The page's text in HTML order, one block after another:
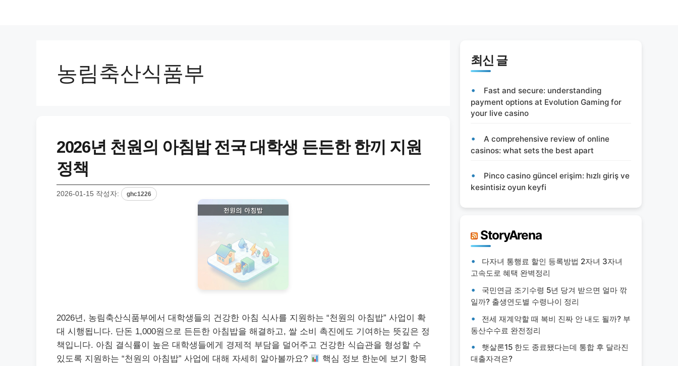
농림축산식품부
2026년 천원의 아침밥 전국 대학생 든든한 한끼 지원
정책
2026-01-15 작성자: ghc1226
2026년, 농림축산식품부에서 대학생들의 건강한 아침 식사를 지원하는 “천원의 아침밥” 사업이 확
대 시행됩니다. 단돈 1,000원으로 든든한 아침밥을 해결하고, 쌀 소비 촉진에도 기여하는 뜻깊은 정
책입니다. 아침 결식률이 높은 대학생들에게 경제적 부담을 덜어주고 건강한 식습관을 형성할 수
있도록 지원하는 “천원의 아침밥” 사업에 대해 자세히 알아볼까요?
핵심 정보 한눈에 보기 항목
최신 글
Fast and secure: understanding
payment options at Evolution Gaming for
your live casino
A comprehensive review of online
casinos: what sets the best apart
Pinco casino güncel erişim: hızlı giriş ve
kesintisiz oyun keyfi
StoryArena
다자녀 통행료 할인 등록방법 2자녀 3자녀
고속도로 혜택 완벽정리
국민연금 조기수령 5년 당겨 받으면 얼마 깎
일까? 출생연도별 수령나이 정리
전세 재계약할 때 복비 진짜 안 내도 될까? 부
동산수수료 완전정리
햇살론15 한도 종료됐다는데 통합 후 달라진
대출자격은?